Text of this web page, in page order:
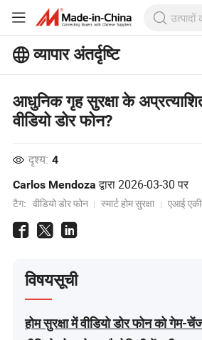
व्यापार अंतर्दृष्टि
देखें!
और देखें
आधुनिक गृह सुरक्षा के
वीडियो डोर फोन?
दृश्य: 4
Carlos Mendoza द्वारा2026-03-30पर
टैग: वीडियो डोर फोन स्मार्ट होम सुरक्षा एआई
विषयसूची
होम सुरक्षा में वीडियो डोर फोन को गेम-